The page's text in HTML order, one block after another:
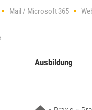
Mail / Microsoft 365
Ausbildung